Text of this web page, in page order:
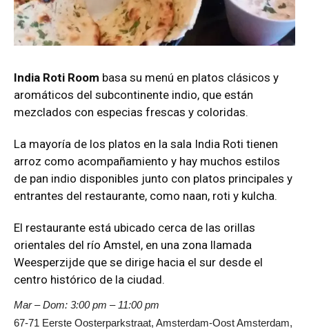
India Roti Room basa su menú en platos clásicos y
aromáticos del subcontinente indio, que están
mezclados con especias frescas y coloridas.
La mayoría de los platos en la sala India Roti tienen
arroz como acompañamiento y hay muchos estilos
de pan indio disponibles junto con platos principales y
entrantes del restaurante, como naan, roti y kulcha.
El restaurante está ubicado cerca de las orillas
orientales del río Amstel, en una zona llamada
Weesperzijde que se dirige hacia el sur desde el
centro histórico de la ciudad.
Mar – Dom: 3:00 pm – 11:00 pm
67-71 Eerste Oosterparkstraat, Amsterdam-Oost Amsterdam,